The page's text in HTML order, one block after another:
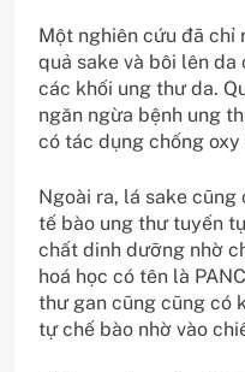
Một nghiên cứu đã chỉ
quả sake và bôi lên
các khối ung thư da.
ngăn ngừa bệnh ung
có tác dụng chống
Ngoài ra, lá sake cũng
tế bào ung thư tuyến
chất dinh dưỡng nhờ
hoá học có tên là
thư gan cũng cũng có
tự chế bào nhờ vào